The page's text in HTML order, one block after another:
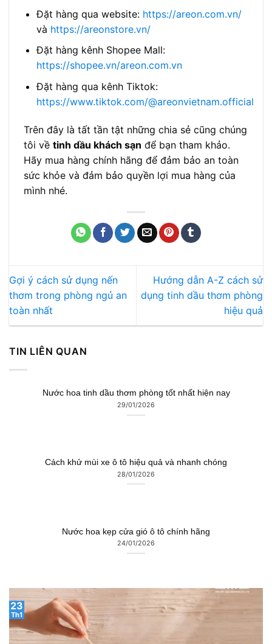
Đặt hàng qua website: https://areon.com.vn/
và https://areonstore.vn/
Đặt hàng kênh Shopee Mall:
https://shopee.vn/areon.com.vn
Đặt hàng qua kênh Tiktok:
https://www.tiktok.com/@areonvietnam.official
Trên đây là tất tần tật những chia sẻ cũng chúng
tôi về tinh dầu khách sạn để bạn tham khảo.
Hãy mua hàng chính hãng để đảm bảo an toàn
sức khỏe và đảm bảo quyền lợi mua hàng của
mình nhé.
Gợi ý cách sử dụng nến
thơm trong phòng ngủ an
toàn nhất
Hướng dẫn A-Z cách sử
dụng tinh dầu thơm phòng
hiệu quả
TIN LIÊN QUAN
Nước hoa tinh dầu thơm phòng tốt nhất hiện nay
29/01/2026
Cách khử mùi xe ô tô hiệu quả và nhanh chóng
28/01/2026
Nước hoa kẹp cửa gió ô tô chính hãng
24/01/2026
23
Th1